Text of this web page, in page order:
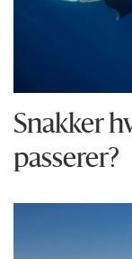
Snakker
passerer?